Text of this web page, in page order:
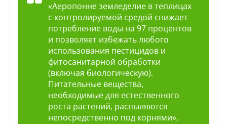
«Аеропонне земледелие в теплицах
с контролируемой средой снижает
потребление воды на 97 процентов
и позволяет избежать любого
использования пестицидов и
фитосанитарной обработки
(включая биологическую).
Питательные вещества,
необходимые для естественного
роста растений, распыляются
непосредственно под корнями»,